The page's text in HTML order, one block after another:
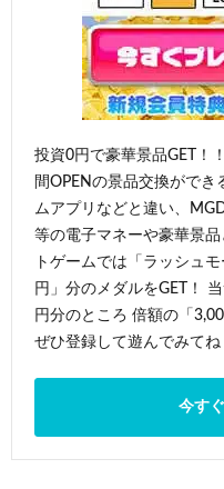
投資0円で豪華景品GET！
間OPENの景品交換ができ
ムアプリなどと違い、
等の電子マネーや豪華景
トゲームでは「ラッシュ
円」分のメダルをGET！
円分のところ 倍額の「
ぜひ登録して遊んでみてね
今す